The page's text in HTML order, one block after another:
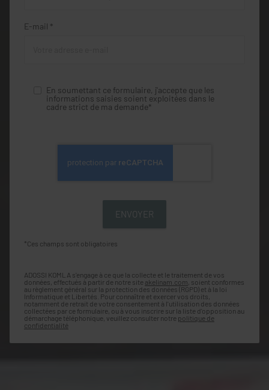
E-mail *
En soumettant ce formulaire, j'accepte que les
informations saisies soient exploitées dans le
cadre strict de ma demande*
*Ces champs sont obligatoires
ADOSSI KOMLA s'engage à ce que la collecte et le traitement de vos
données, effectués à partir de notre site akelinam.com , soient conformes
au règlement général sur la protection des données (RGPD) et à la loi
Informatique et Libertés. Pour connaître et exercer vos droits,
notamment de retrait de votre consentement à l'utilisation des données
collectées par ce formulaire, ou à vous inscrire sur la liste d'opposition au
démarchage téléphonique, veuillez consulter notre politique de
confidentialité